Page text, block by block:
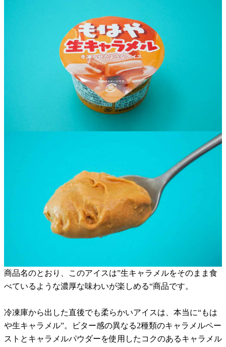
商品名のとおり、このアイスは”生キャラメルをそのまま食
べているような濃厚な味わいが楽しめる“商品です。
冷凍庫から出した直後でも柔らかいアイスは、本当に“もは
や生キャラメル”。ビター感の異なる2種類のキャラメルペー
ストとキャラメルパウダーを使用したコクのあるキャラメル